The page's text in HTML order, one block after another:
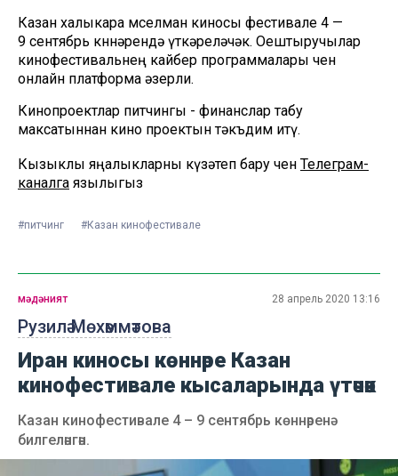
Казан халыкара мөселман киносы фестивале 4 —
9 сентябрь көннәрендә үткәреләчәк. Оештыручылар
кинофестивальнең кайбер программалары өчен
онлайн платформа әзерли.
Кинопроектлар питчингы - финанслар табу
максатыннан кино проектын тәкъдим итү.
Кызыклы яңалыкларны күзәтеп бару өчен Телеграм-
каналга язылыгыз
#питчинг #Казан кинофестивале
Рузилә Мөхәммәтова
мәдәният 28 апрель 2020 13:16
Иран киносы көннәре Казан
кинофестивале кысаларында үтәчәк
Казан кинофестивале 4 – 9 сентябрь көннәренә
билгеләнгән.